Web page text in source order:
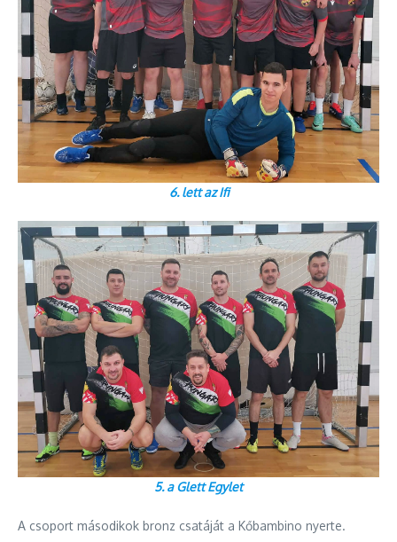
6. lett az Ifi
5. a Glett Egylet
A csoport másodikok bronz csatáját a Kőbambino nyerte.